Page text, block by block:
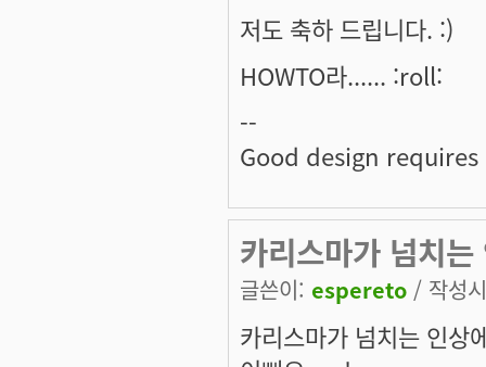
저도 축하 드립니다. :)
HOWTO라...... :roll:
--
Good design
카리스마가 넘치
글쓴이: espereto / 작성
카리스마가 넘치는 인상